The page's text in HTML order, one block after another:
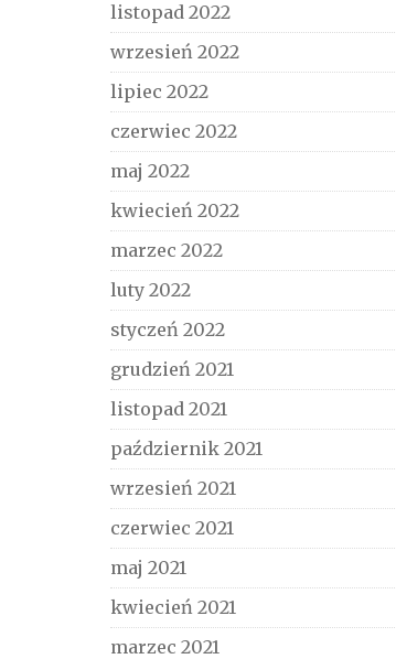
listopad 2022
wrzesień 2022
lipiec 2022
czerwiec 2022
maj 2022
kwiecień 2022
marzec 2022
luty 2022
styczeń 2022
grudzień 2021
listopad 2021
październik 2021
wrzesień 2021
czerwiec 2021
maj 2021
kwiecień 2021
marzec 2021